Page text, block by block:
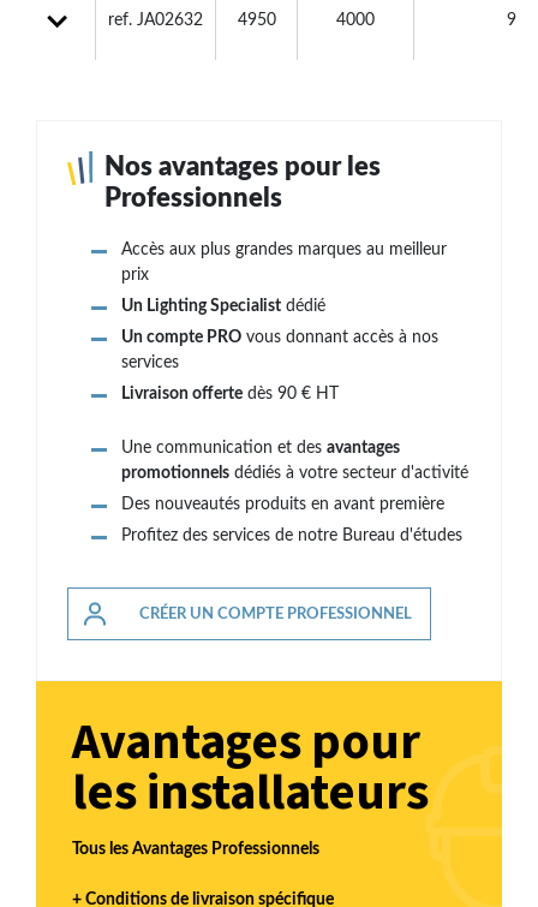
ref. JA02632 4950 4000 9
Nos avantages pour les
Professionnels
Accès aux plus grandes marques au meilleur
prix
Un Lighting Specialist dédié
Un compte PRO vous donnant accès à nos
services
Livraison offerte dès 90 € HT
Une communication et des avantages
promotionnels dédiés à votre secteur d'activité
Des nouveautés produits en avant première
Profitez des services de notre Bureau d'études
CRÉER UN COMPTE PROFESSIONNEL
Avantages pour
les installateurs
Tous les Avantages Professionnels
+ Conditions de livraison spécifique